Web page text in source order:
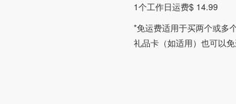
1个工作日运费$ 14.99
*免运费适用于买两个或多
礼品卡（如适用）也可以免